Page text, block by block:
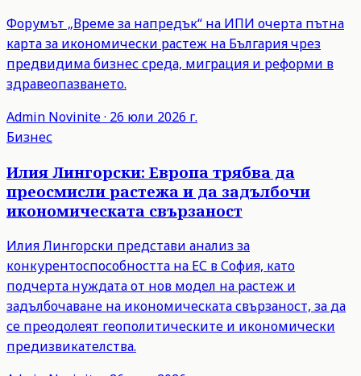
Форумът „Време за напредък“ на ИПИ очерта пътна
карта за икономически растеж на България чрез
предвидима бизнес среда, миграция и реформи в
здравеопазването.
Admin Novinite· 26 юли 2026 г.
Бизнес
Илия Лингорски: Европа трябва да
преосмисли растежа и да задълбочи
икономическата свързаност
Илия Лингорски представи анализ за
конкурентоспособността на ЕС в София, като
подчерта нуждата от нов модел на растеж и
задълбочаване на икономическата свързаност, за да
се преодолеят геополитическите и икономически
предизвикателства.